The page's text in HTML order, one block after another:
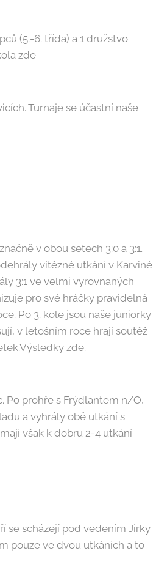
(5.-6. třída) a 1 družstvo
zde
Turnaje se účastní naše
v obou setech 3:0 a 3:1.
vítězné utkání v Karviné
3:1 ve velmi vyrovnaných
pro své hráčky pravidelná
Po 3. kole jsou naše juniorky
v letošním roce hrají soutěž
zde.
Po prohře s Frýdlantem n/O,
a vyhrály obě utkání s
však k dobru 2-4 utkání
se scházejí pod vedením Jirky
pouze ve dvou utkáních a to